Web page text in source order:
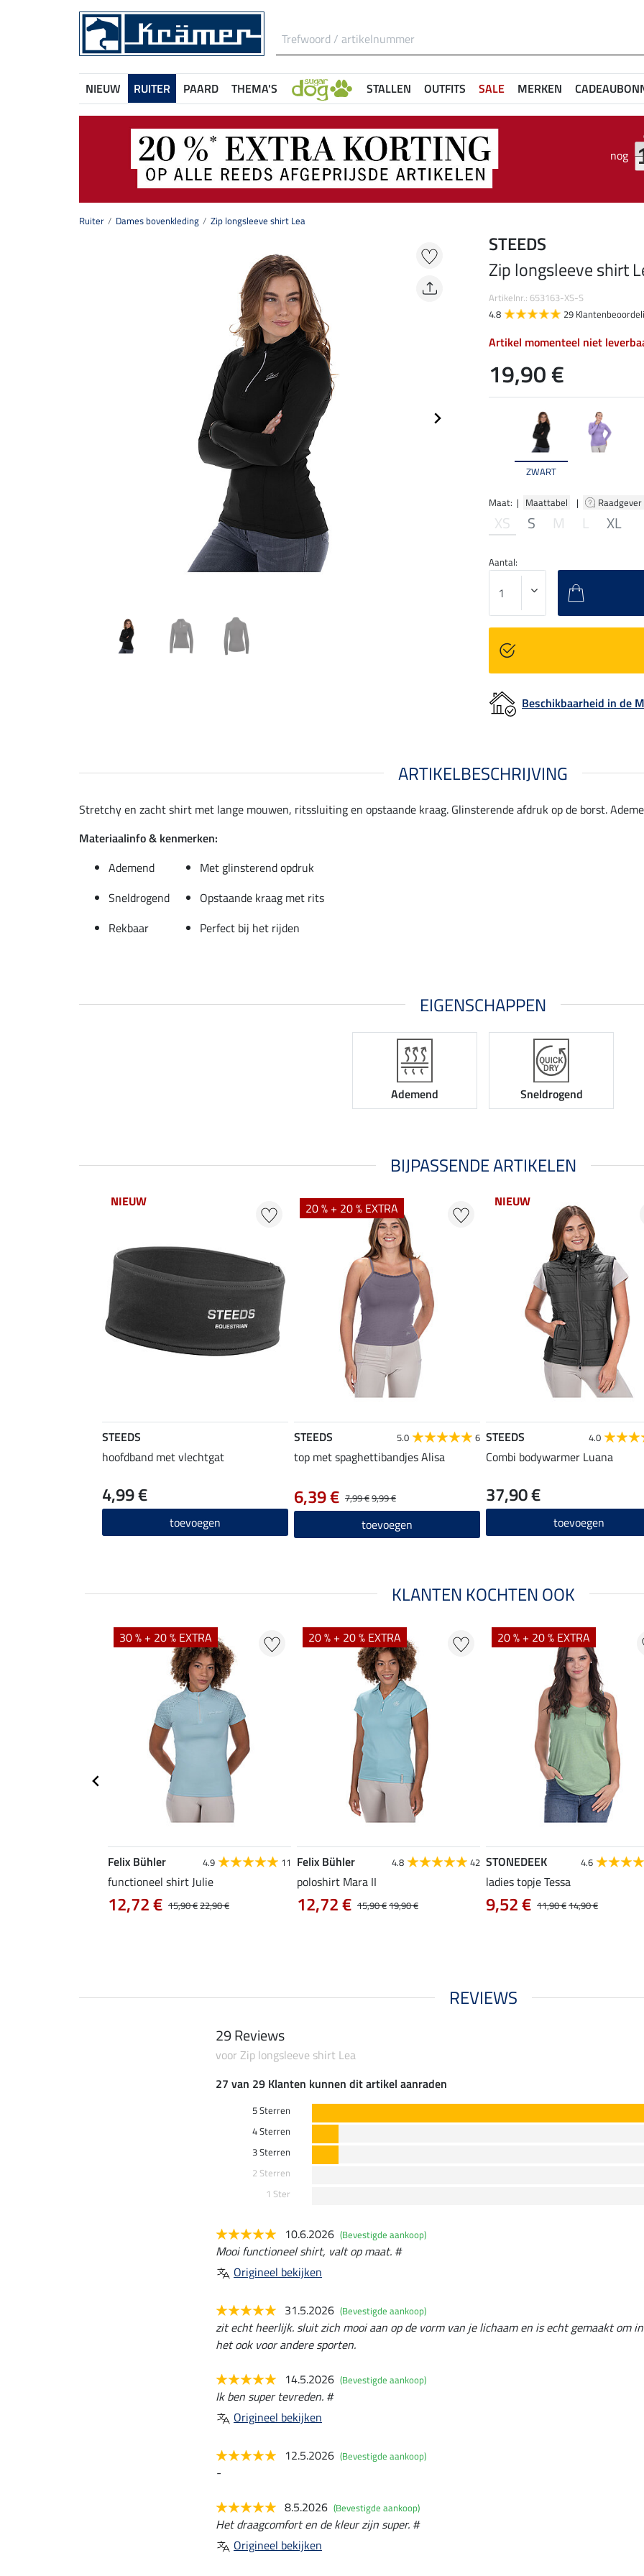
NIEUW RUITER PAARD THEMA'S STALLEN OUTFITS SALE MERKEN
nog
Ruiter Dames bovenkleding Zip longsleeve shirt Lea
ZWART
Maat: | Maattabel | Raadgever
XS S M L XL
STEEDS
Zip longsleeve shirt
Artikelnr.: 653163-XS-S
4.8
29
Artikel momenteel niet
19,90 €
Aantal:
Beschikbaarheid in de
ARTIKELBESCHRIJVING
Stretchy en zacht shirt met lange mouwen, ritssluiting en opstaande kraag. Glinsterende afdruk op de borst.
Materiaalinfo & kenmerken:
Ademend
Met glinsterend opdruk
Sneldrogend
Opstaande kraag met rits
Rekbaar
Perfect bij het rijden
EIGENSCHAPPEN
Ademend Sneldrogend
BIJPASSENDE ARTIKELEN
NIEUW
STEEDS
hoofdband met vlechtgat
4,99 €
toevoegen
20 % + 20 % EXTRA
STEEDS 5.0 6
top met spaghettibandjes Alisa
7,99 €9,99 €
6,39 €
toevoegen
NIEUW
STEEDS 4.0
Combi bodywarmer Luana
37,90 €
toevoegen
KLANTEN KOCHTEN OOK
30 % + 20 % EXTRA
Felix Bühler 4.9 11
functioneel shirt Julie
15,90 €22,90 €
12,72 €
20 % + 20 % EXTRA
Felix Bühler 4.8 42
poloshirt Mara II
15,90 €19,90 €
12,72 €
20 % + 20 % EXTRA
STONEDEEK 4.6
ladies topje Tessa
11,90 €14,90 €
9,52 €
REVIEWS
29 Reviews
voor Zip longsleeve shirt Lea
27 van 29 Klanten kunnen dit artikel aanraden
5 Sterren
4 Sterren
3 Sterren
2 Sterren
1 Ster
10.6.2026 (Bevestigde aankoop)
Mooi functioneel shirt, valt op maat. #
Origineel bekijken
31.5.2026 (Bevestigde aankoop)
zit echt heerlijk. sluit zich mooi aan op de vorm van je lichaam en is echt gemaakt om
het ook voor andere sporten.
14.5.2026 (Bevestigde aankoop)
Ik ben super tevreden. #
Origineel bekijken
12.5.2026 (Bevestigde aankoop)
-
8.5.2026 (Bevestigde aankoop)
Het draagcomfort en de kleur zijn super. #
Origineel bekijken